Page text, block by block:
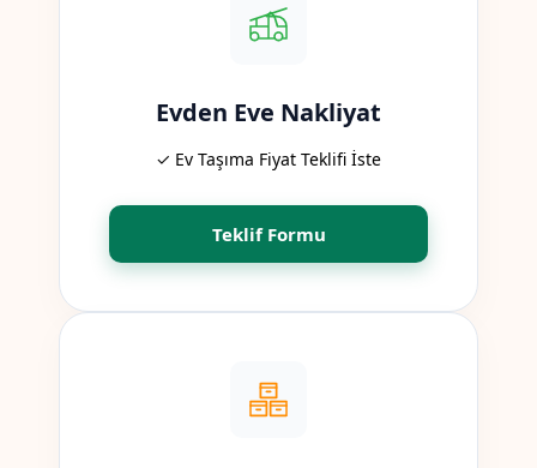
Evden Eve Nakliyat
✓ Ev Taşıma Fiyat Teklifi İste
Teklif Formu